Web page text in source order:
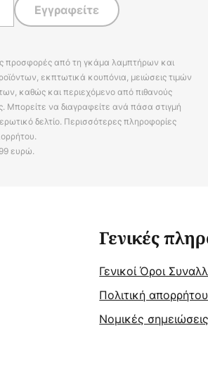
Εγγραφείτε
προσφορές από τη γκάμα λαμπτήρων και
εκπτωτικά κουπόνια, μειώσεις τιμών
καθώς και περιεχόμενο από πιθανούς
Μπορείτε να διαγραφείτε ανά πάσα στιγμή
δελτίο. Περισσότερες πληροφορίες
ευρώ.
Γενικές
Γενικοί Όροι
Πολιτική απορρήτου
Νομικές σημειώσεις